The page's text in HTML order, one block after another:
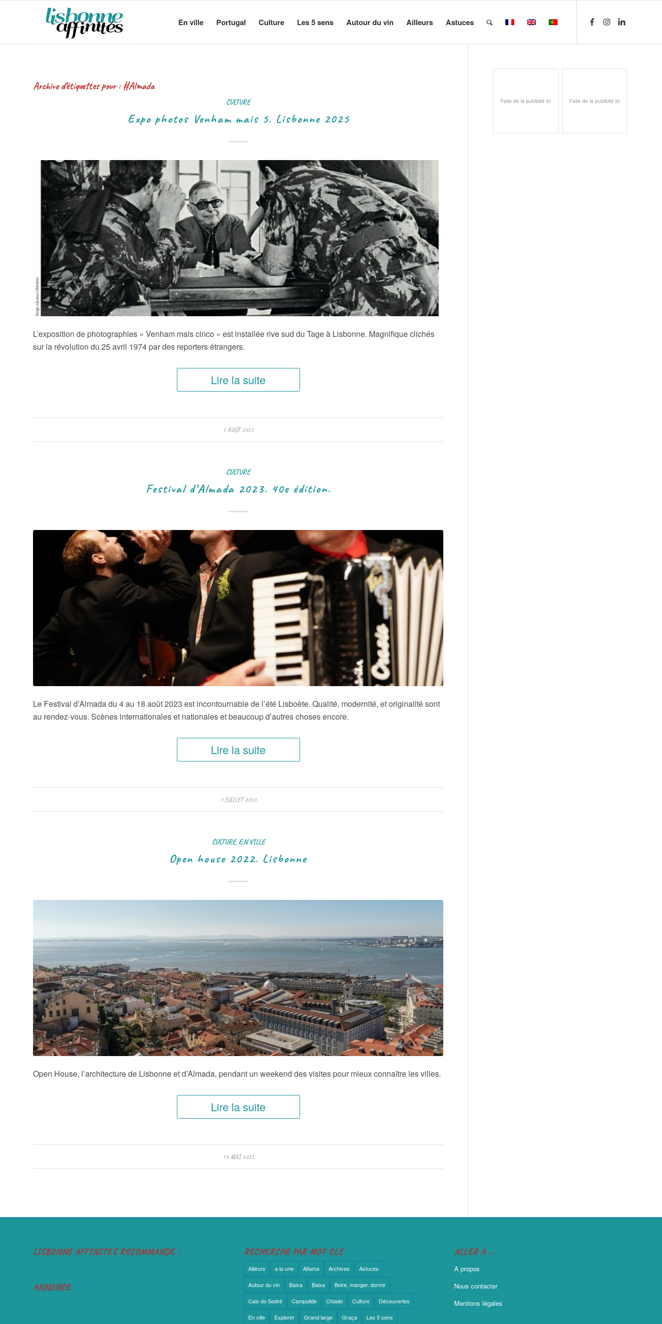
En ville Portugal Culture Les 5 sens Autour du vin Ailleurs Astuces
Archive d’étiquettes pour :#Almada
CULTURE
Expo photos Venham mais 5. Lisbonne 2025
L’exposition de photographies « Venham mais cinco » est installée rive sud du Tage à Lisbonne. Magnifique clichés
sur la révolution du 25 avril 1974 par des reporters étrangers.
Lire la suite
5 AOÛT 2025
CULTURE
Festival d’Almada 2023. 40e édition.
Le Festival d’Almada du 4 au 18 août 2023 est incontournable de l’été Lisboète. Qualité, modernité, et originalité sont
au rendez-vous. Scènes internationales et nationales et beaucoup d’autres choses encore.
Lire la suite
4 JUILLET 2023
CULTURE,EN VILLE
Open house 2022. Lisbonne
Open House, l’architecture de Lisbonne et d’Almada, pendant un weekend des visites pour mieux connaître les villes.
Lire la suite
13 MAI 2022
Faire de la publicité ici Faire de la publicité ici
LISBONNE AFFINITÉS RECOMMANDE :
ANNONCE
RECHERCHE PAR MOT-CLÉ
Ailleurs a la une Alfama Archives Astuces
Autour du vin Baixa Baixa Boire, manger, dormir
Cais do Sodré Campolide Chiado Culture Découvertes
En ville Explorer Grand large Graça Les 5 sens
ALLER À …
A propos
Nous contacter
Mentions légales